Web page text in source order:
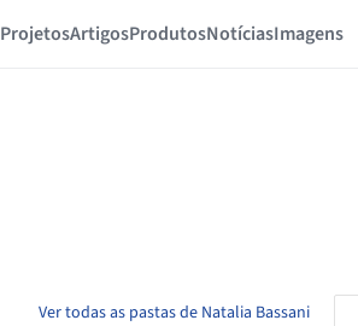
ProjetosArtigosProdutosNotíciasImagens
Ver todas as pastas de Natalia Bassani